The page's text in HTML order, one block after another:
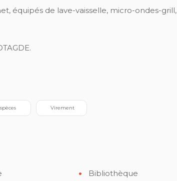
équipés de lave-vaisselle, micro-ondes-grill,
Virement
Bibliothèque